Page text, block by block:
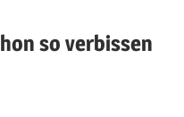
so verbissen